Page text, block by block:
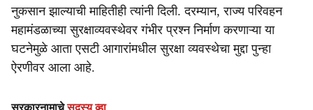
नुकसान झाल्याची माहितीही त्यांनी दिली. दरम्यान, राज्य परिवहन
महामंडळाच्या सुरक्षाव्यवस्थेवर गंभीर प्रश्न निर्माण करणाऱ्या या
घटनेमुळे आता एसटी आगारांमधील सुरक्षा व्यवस्थेचा मुद्दा पुन्हा
ऐरणीवर आला आहे.
सरकारनामाचेसदस्य व्हा